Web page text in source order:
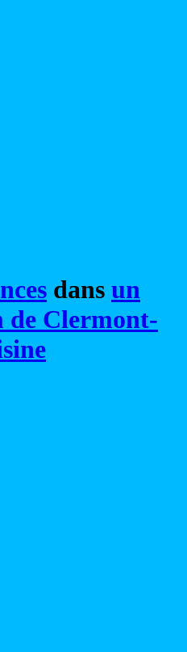
dans un
de Clermont-